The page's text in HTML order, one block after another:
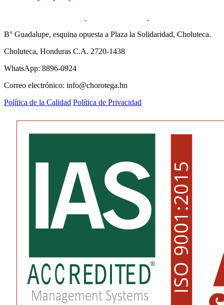
B° Guadalupe, esquina opuesta a Plaza la Solidaridad, Choluteca.
Choluteca, Honduras C.A. 2720-1438
WhatsApp: 8896-0924
Correo electrónico: info@chorotega.hn
Política de la Calidad Política de Privacidad